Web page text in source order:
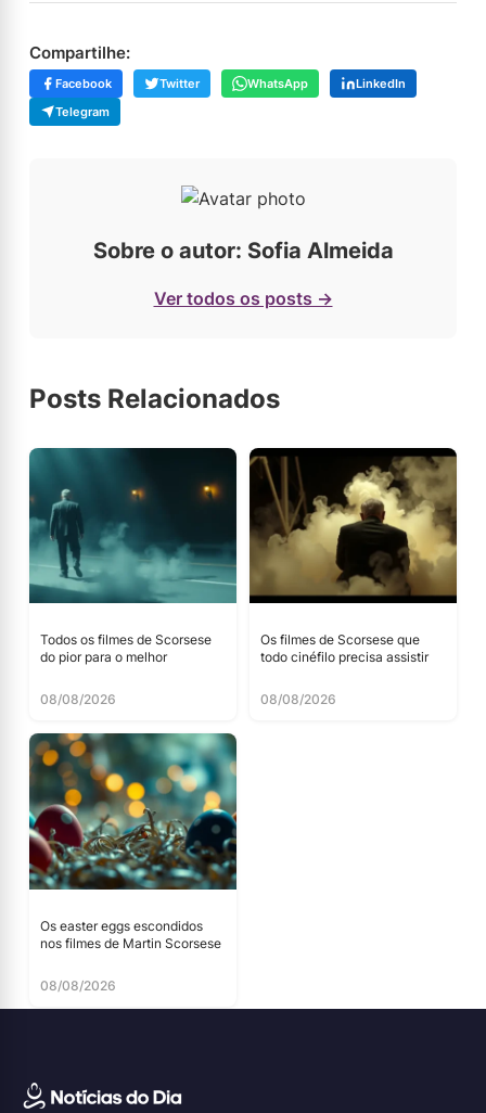
Compartilhe:
Facebook Twitter WhatsApp
LinkedIn
Telegram
Sobre o autor: Sofia Almeida
Ver todos os posts →
Posts Relacionados
Todos os filmes de Scorsese
do pior para o melhor
08/08/2026
Os filmes de Scorsese que
todo cinéfilo precisa assistir
08/08/2026
Os easter eggs escondidos
nos filmes de Martin Scorsese
08/08/2026